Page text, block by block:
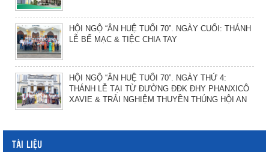
HỘI NGỘ “ÂN HUỆ TUỔI 70”. NGÀY CUỐI: THÁNH
LỄ BẾ MẠC & TIỆC CHIA TAY
HỘI NGỘ “ÂN HUỆ TUỔI 70”. NGÀY THỨ 4:
THÁNH LỄ TẠI TỪ ĐƯỜNG ĐĐK ĐHY PHANXICÔ
XAVIE & TRẢI NGHIỆM THUYỀN THÚNG HỘI AN
TÀI LIỆU